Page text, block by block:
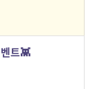
트👾